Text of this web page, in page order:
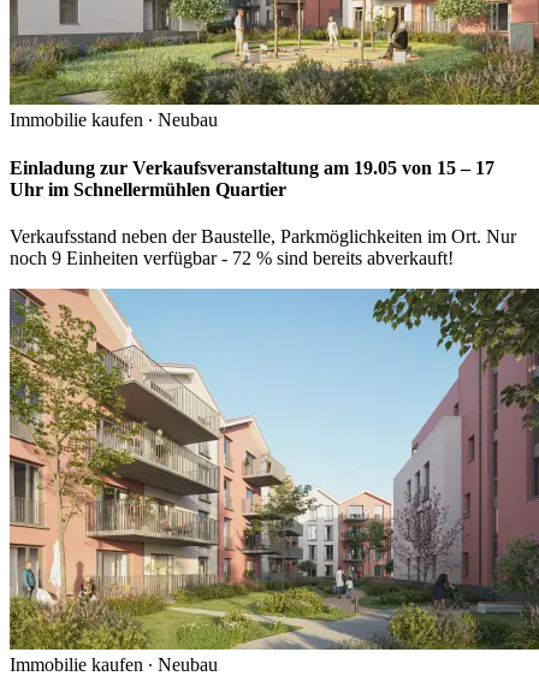
Immobilie kaufen ∙ Neubau
Einladung zur Verkaufsveranstaltung am 19.05 von 15 – 17
Uhr im Schnellermühlen Quartier
Verkaufsstand neben der Baustelle, Parkmöglichkeiten im Ort. Nur
noch 9 Einheiten verfügbar - 72 % sind bereits abverkauft!
Immobilie kaufen ∙ Neubau